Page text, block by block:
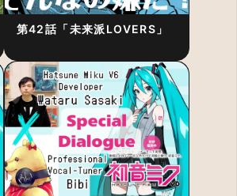
第42話「未来派LOVERS」